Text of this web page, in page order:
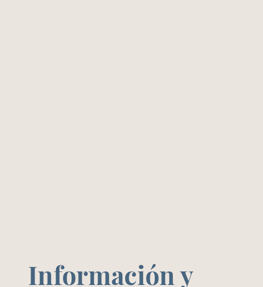
Información y